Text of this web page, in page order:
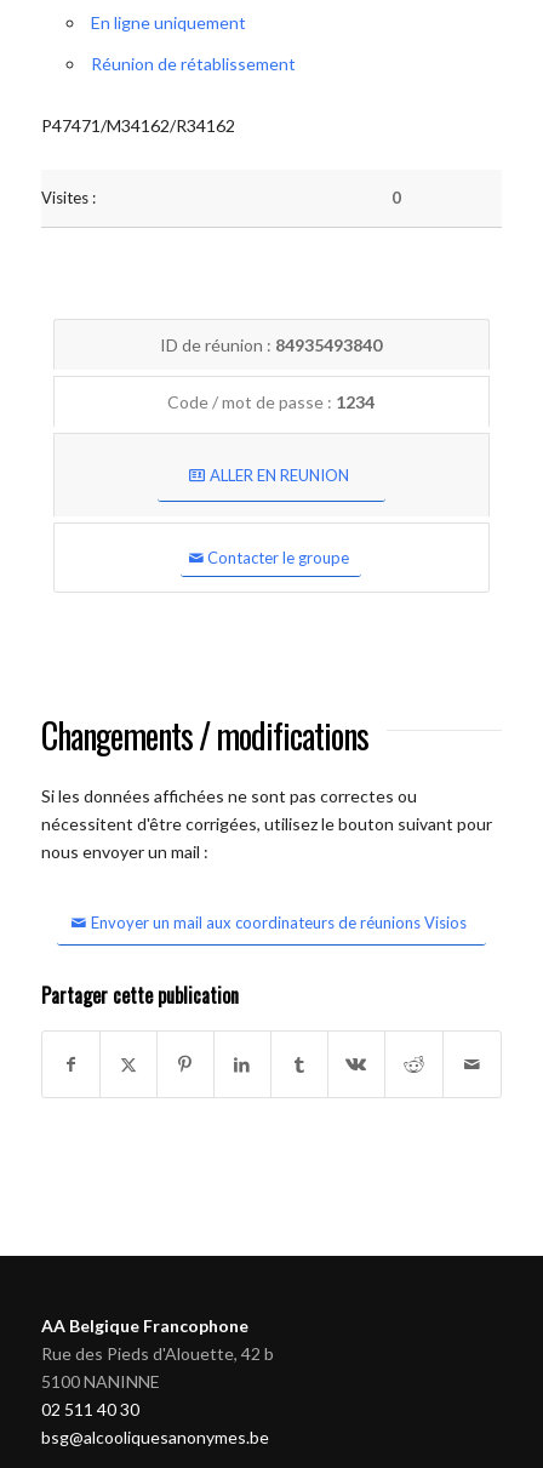
En ligne uniquement
Réunion de rétablissement
P47471/M34162/R34162
Visites : 0
ID de réunion : 84935493840
Code / mot de passe : 1234
ALLER EN REUNION
Contacter le groupe
Changements / modifications
Si les données affichées ne sont pas correctes ou
nécessitent d'être corrigées, utilisez le bouton suivant pour
nous envoyer un mail :
Envoyer un mail aux coordinateurs de réunions Visios
Partager cette publication
AA Belgique Francophone
Rue des Pieds d'Alouette, 42 b
5100 NANINNE
02 511 40 30
bsg@alcooliquesanonymes.be